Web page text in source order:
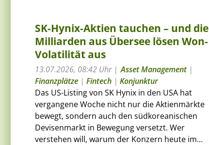
SK-Hynix-Aktien tauchen – und die
Milliarden aus Übersee lösen Won-
Volatilität aus
13.07.2026, 08:42 Uhr Asset Management|
Finanzplätze | Fintech | Konjunktur
Das US-Listing von SK Hynix in den USA hat
vergangene Woche nicht nur die Aktienmärkte
bewegt, sondern auch den südkoreanischen
Devisenmarkt in Bewegung versetzt. Wer
verstehen will, warum der Konzern heute im...